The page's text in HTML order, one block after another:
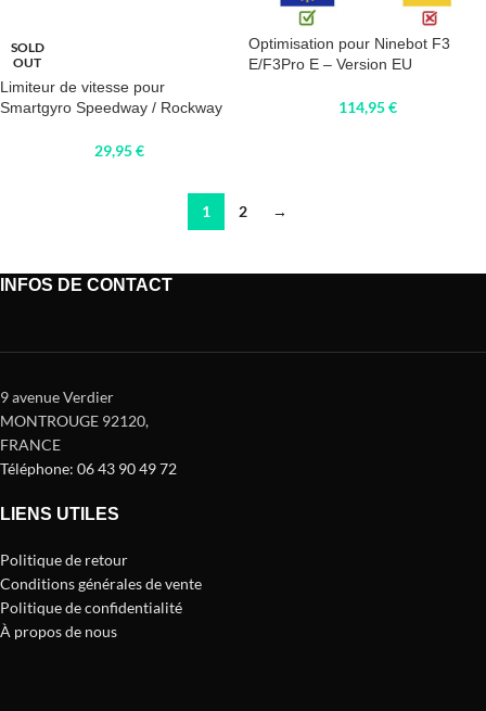
SOLD
OUT
Limiteur de vitesse pour
Smartgyro Speedway / Rockway
29,95€
Optimisation pour Ninebot F3
E/F3Pro E – Version EU
114,95€
1 2 →
INFOS DE CONTACT
9 avenue Verdier
MONTROUGE 92120,
FRANCE
Téléphone: 06 43 90 49 72
LIENS UTILES
Politique de retour
Conditions générales de vente
Politique de confidentialité
À propos de nous